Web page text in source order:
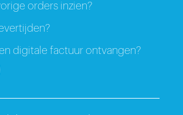
orders inzien?
digitale factuur ontvangen?